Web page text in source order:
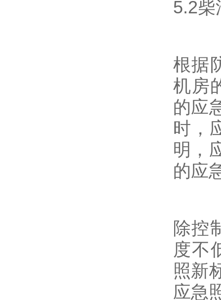
5.2柴
根据
机房
的应
时，
明，
的应
除控
度不
照新
应急